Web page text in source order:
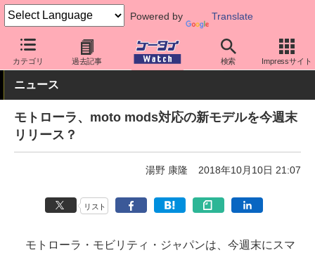
Powered by Translate
カテゴリ 過去記事 検索 Impressサイト
ケータイ Watch OS Android モトローラ
ニュース
モトローラ、moto mods対応の新モデルを今週末
リリース？
湯野 康隆 2018年10月10日 21:07
リスト
モトローラ・モビリティ・ジャパンは、今週末にスマ